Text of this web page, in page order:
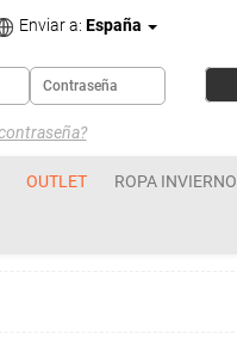
Enviar a: España
OUTLET ROPA INVIERNO